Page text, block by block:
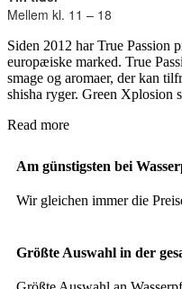
Mellem kl. 11 – 18
Siden 2012 har True Passion
europæiske marked. True
smage og aromaer, der kan
shisha ryger. Green Xplosion
Read more
Am günstigsten bei
Wir gleichen immer die
Größte Auswahl in der